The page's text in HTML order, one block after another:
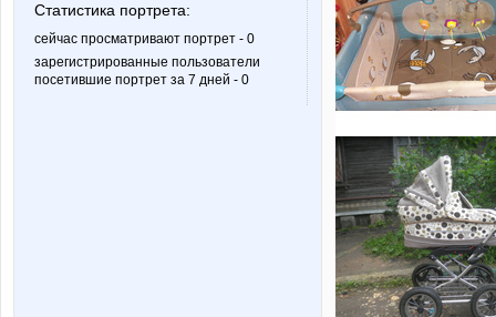
Статистика портрета:
сейчас просматривают портрет - 0
зарегистрированные пользователи
посетившие портрет за 7 дней - 0